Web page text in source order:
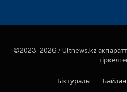
©2023- 2026 / Ultnews.kz
Біз туралы